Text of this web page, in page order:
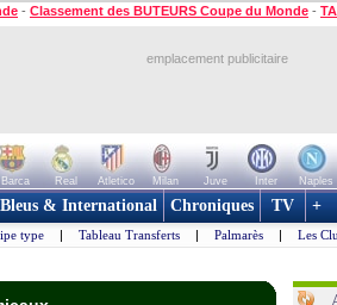
- Classement des BUTEURS Coupe du Monde -
emplacement publicitaire
Barca Real Atletico Milan Juve Inter Naples
& International Chroniques TV +
type | Tableau Transferts | Palmarès | Les